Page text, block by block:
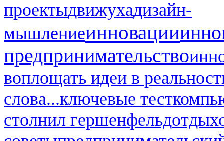
проектыдвижухадизайн-
мышлениеинновации
предпринимательство
воплощать идеи в
слова...ключевые тест
столнил гершенфельдотдых